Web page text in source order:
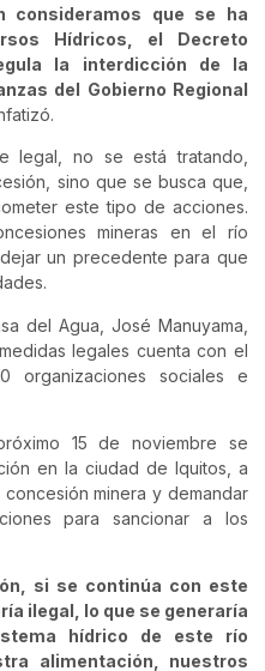
consideramos que se ha
Hídricos, el Decreto
la interdicción de la
del Gobierno Regional
legal, no se está tratando,
sino que se busca que,
este tipo de acciones.
mineras en el río
un precedente para que
del Agua, José Manuyama,
legales cuenta con el
organizaciones sociales e
15 de noviembre se
en la ciudad de Iquitos, a
minera y demandar
para sancionar a los
si se continúa con este
ilegal, lo que se generaría
hídrico de este río
alimentación, nuestros